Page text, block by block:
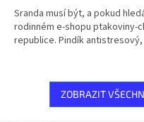
z
5
hvězdiček.
Sranda musí být, a pokud
rodinném e-shopu ptakoviny-
republice. Pindík antistresový,
ZOBRAZIT